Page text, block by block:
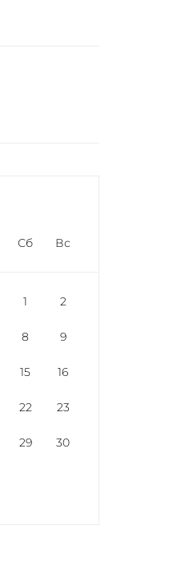
Сб Вс
1 2
8 9
15 16
22 23
29 30